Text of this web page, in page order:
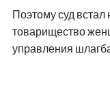
Поэтому суд встал
товарищество
управления